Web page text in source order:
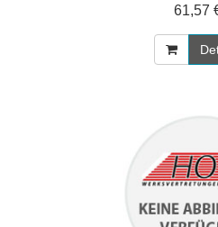
61,57